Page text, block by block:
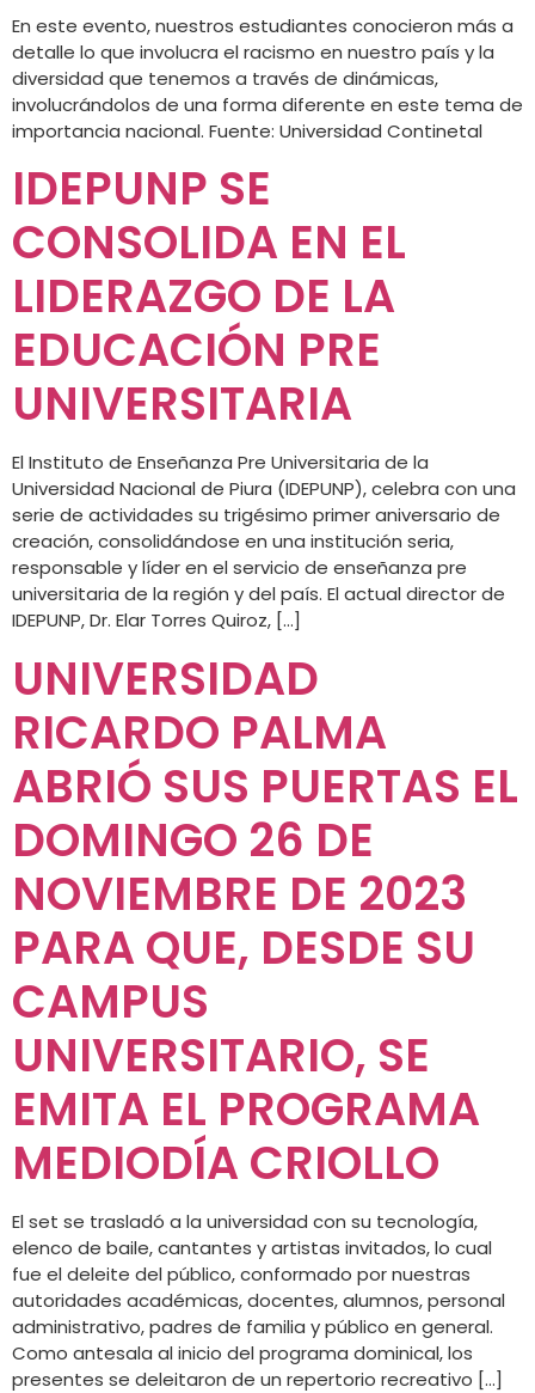
En este evento, nuestros estudiantes conocieron más a
detalle lo que involucra el racismo en nuestro país y la
diversidad que tenemos a través de dinámicas,
involucrándolos de una forma diferente en este tema de
importancia nacional. Fuente: Universidad Continetal
IDEPUNP SE
CONSOLIDA EN EL
LIDERAZGO DE LA
EDUCACIÓN PRE
UNIVERSITARIA
El Instituto de Enseñanza Pre Universitaria de la
Universidad Nacional de Piura (IDEPUNP), celebra con una
serie de actividades su trigésimo primer aniversario de
creación, consolidándose en una institución seria,
responsable y líder en el servicio de enseñanza pre
universitaria de la región y del país. El actual director de
IDEPUNP, Dr. Elar Torres Quiroz, […]
UNIVERSIDAD
RICARDO PALMA
ABRIÓ SUS PUERTAS EL
DOMINGO 26 DE
NOVIEMBRE DE 2023
PARA QUE, DESDE SU
CAMPUS
UNIVERSITARIO, SE
EMITA EL PROGRAMA
MEDIODÍA CRIOLLO
El set se trasladó a la universidad con su tecnología,
elenco de baile, cantantes y artistas invitados, lo cual
fue el deleite del público, conformado por nuestras
autoridades académicas, docentes, alumnos, personal
administrativo, padres de familia y público en general.
Como antesala al inicio del programa dominical, los
presentes se deleitaron de un repertorio recreativo […]